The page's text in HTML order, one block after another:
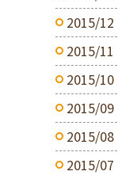
2015/12
2015/11
2015/10
2015/09
2015/08
2015/07